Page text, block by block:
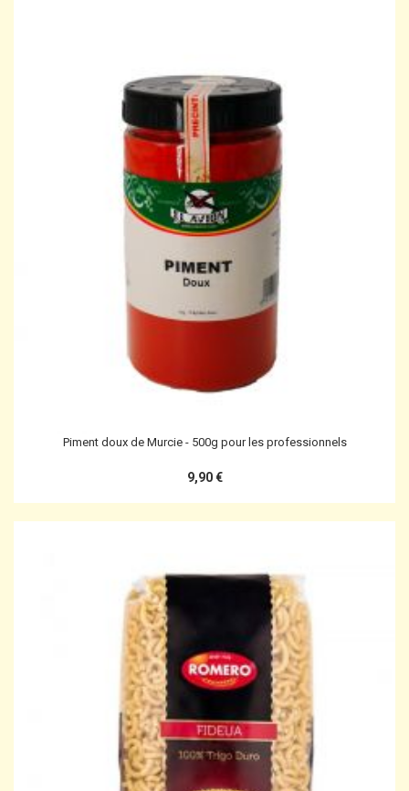
Piment doux de Murcie - 500g pour les professionnels
9,90 €